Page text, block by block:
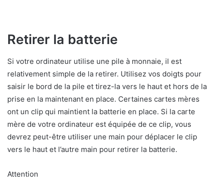
Retirer la batterie
Si votre ordinateur utilise une pile à monnaie, il est
relativement simple de la retirer. Utilisez vos doigts pour
saisir le bord de la pile et tirez-la vers le haut et hors de la
prise en la maintenant en place. Certaines cartes mères
ont un clip qui maintient la batterie en place. Si la carte
mère de votre ordinateur est équipée de ce clip, vous
devrez peut-être utiliser une main pour déplacer le clip
vers le haut et l’autre main pour retirer la batterie.
Attention